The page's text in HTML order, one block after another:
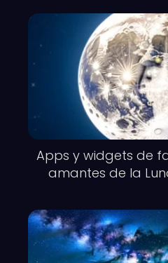
Apps y widgets de
amantes de la